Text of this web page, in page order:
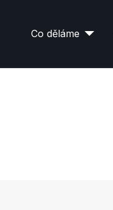
Co děláme